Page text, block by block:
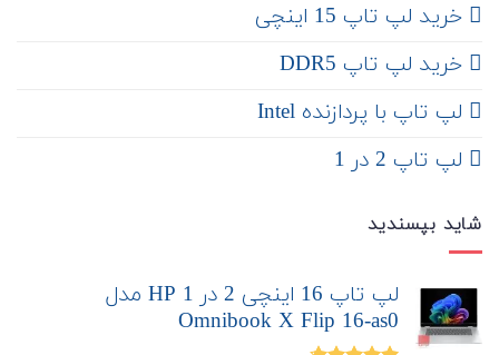
‌‌ خرید لپ تاپ 15 اینچی
خرید لپ تاپ DDR5
لپ تاپ با پردازنده Intel
لپ تاپ 2 در 1
شاید بپسندید
لپ تاپ 16 اینچی 2 در 1 HP مدل
Omnibook X Flip 16-as0